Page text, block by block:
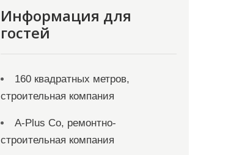
Информация для
гостей
160 квадратных метров,
строительная компания
A-Plus Co, ремонтно-
строительная компания